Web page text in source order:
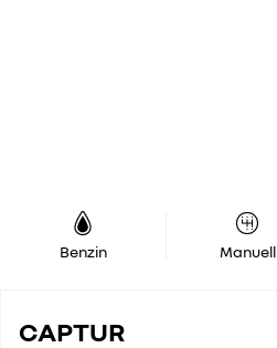
Benzin Manuell
CAPTUR